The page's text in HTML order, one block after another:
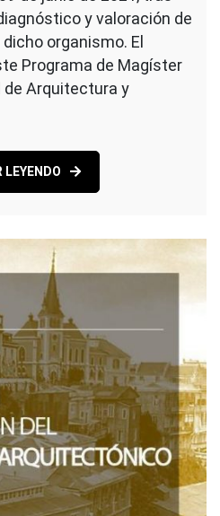
y valoración de
organismo. El
Programa de Magíster
de Arquitectura y
LEYENDO